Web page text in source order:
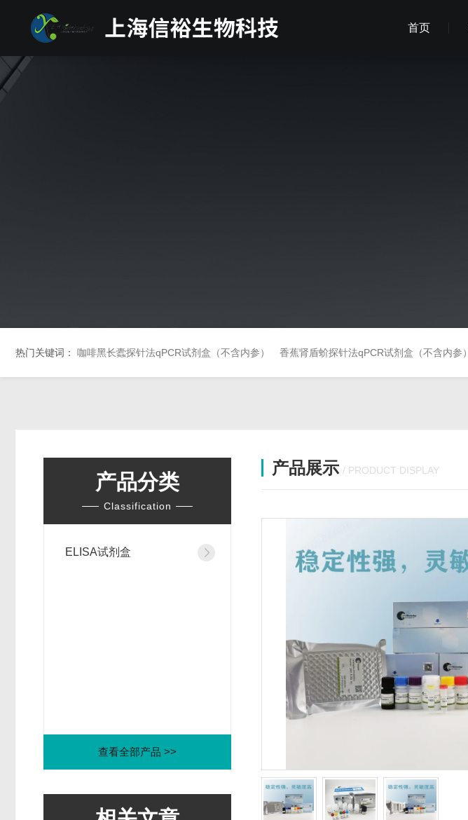
首页
热门关键词： 咖啡黑长蠹探针法qPCR试剂盒（不含内参） 香蕉肾盾蚧探针法qPCR试剂盒（不含内参）
产品分类
Classification
ELISA试剂盒
查看全部产品 >>
产品展示 / PRODUCT DISPLAY